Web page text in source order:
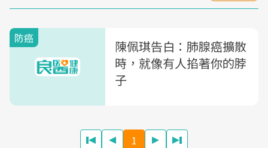
防癌
陳佩琪告白：肺腺癌擴散
時，就像有人掐著你的脖
子
1